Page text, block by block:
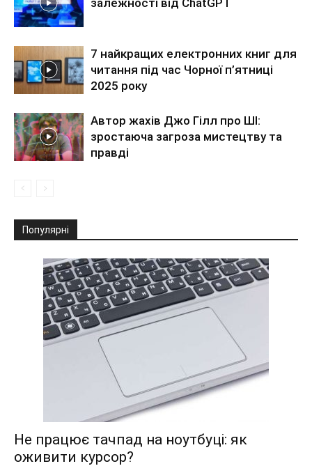
7 найкращих електронних книг для
читання під час Чорної п’ятниці
2025 року
Автор жахів Джо Гілл про ШІ:
зростаюча загроза мистецтву та
правді
Популярні
Не працює тачпад на ноутбуці: як
оживити курсор?